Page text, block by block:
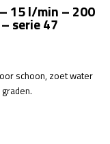
15 l/min – 200
serie 47
schoon, zoet water